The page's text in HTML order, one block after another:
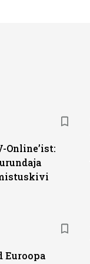
Online’ist:
Euroopa